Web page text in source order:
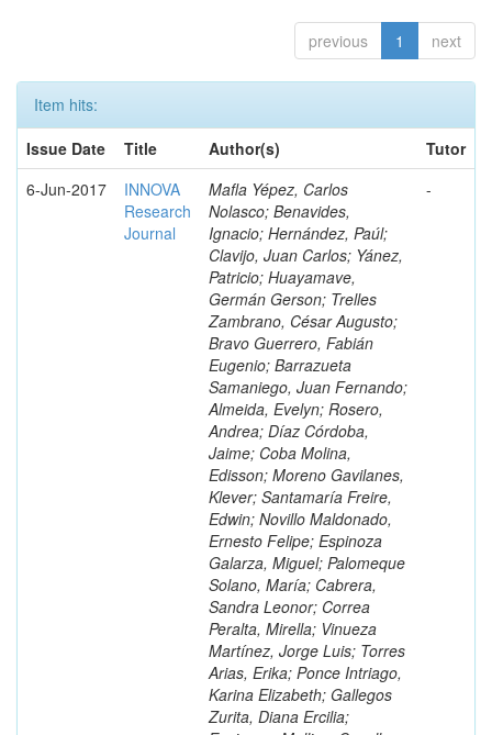
previous 1 next
Item hits:
Issue Date
Title Author(s)
Tutor
6-Jun-2017
INNOVA
Research
Journal
Mafla Yépez, Carlos
Nolasco; Benavides,
Ignacio; Hernández, Paúl;
Clavijo, Juan Carlos; Yánez,
Patricio; Huayamave,
Germán Gerson; Trelles
Zambrano, César Augusto;
Bravo Guerrero, Fabián
Eugenio; Barrazueta
Samaniego, Juan Fernando;
Almeida, Evelyn; Rosero,
Andrea; Díaz Córdoba,
Jaime; Coba Molina,
Edisson; Moreno Gavilanes,
Klever; Santamaría Freire,
Edwin; Novillo Maldonado,
Ernesto Felipe; Espinoza
Galarza, Miguel; Palomeque
Solano, María; Cabrera,
Sandra Leonor; Correa
Peralta, Mirella; Vinueza
Martínez, Jorge Luis; Torres
Arias, Erika; Ponce Intriago,
Karina Elizabeth; Gallegos
Zurita, Diana Ercilia;
-